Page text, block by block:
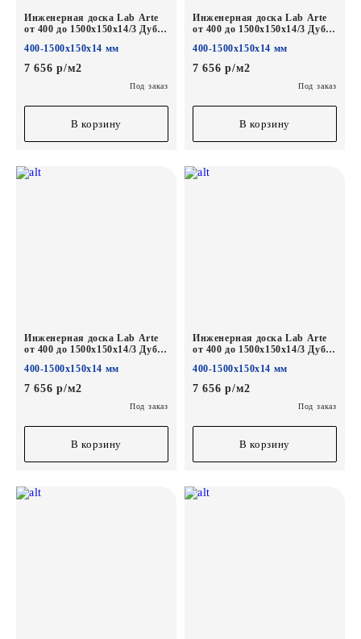
Инженерная доска Lab Arte
от 400 до 1500х150х14/3 Дуб
400-1500х150х14 мм
7 656 р/м2
Под заказ
В корзину
Инженерная доска Lab Arte
от 400 до 1500х150х14/3 Дуб
400-1500х150х14 мм
7 656 р/м2
Под заказ
В корзину
Инженерная доска Lab Arte
от 400 до 1500х150х14/3 Дуб
400-1500х150х14 мм
7 656 р/м2
Под заказ
В корзину
Инженерная доска Lab Arte
от 400 до 1500х150х14/3 Дуб
400-1500х150х14 мм
7 656 р/м2
Под заказ
В корзину